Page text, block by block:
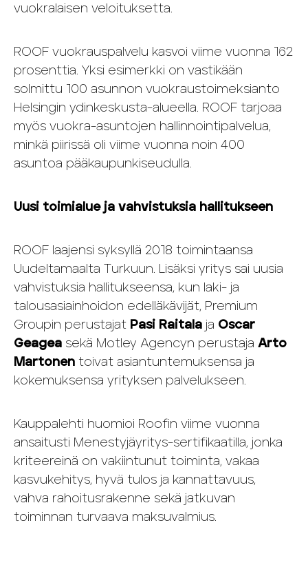
vuokralaisen veloituksetta.
ROOF vuokrauspalvelu kasvoi viime vuonna 162
prosenttia. Yksi esimerkki on vastikään
solmittu 100 asunnon vuokraustoimeksianto
Helsingin ydinkeskusta-alueella. ROOF tarjoaa
myös vuokra-asuntojen hallinnointipalvelua,
minkä piirissä oli viime vuonna noin 400
asuntoa pääkaupunkiseudulla.
Uusi toimialue ja vahvistuksia hallitukseen
ROOF laajensi syksyllä 2018 toimintaansa
Uudeltamaalta Turkuun. Lisäksi yritys sai uusia
vahvistuksia hallitukseensa, kun laki- ja
talousasiainhoidon edelläkävijät, Premium
Groupin perustajat Pasi Raitala ja Oscar
Geagea sekä Motley Agencyn perustaja Arto
Martonen toivat asiantuntemuksensa ja
kokemuksensa yrityksen palvelukseen.
Kauppalehti huomioi Roofin viime vuonna
ansaitusti Menestyjäyritys-sertifikaatilla, jonka
kriteereinä on vakiintunut toiminta, vakaa
kasvukehitys, hyvä tulos ja kannattavuus,
vahva rahoitusrakenne sekä jatkuvan
toiminnan turvaava maksuvalmius.